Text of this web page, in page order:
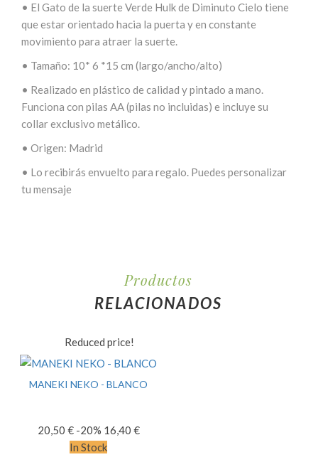
• El Gato de la suerte Verde Hulk de Diminuto Cielo tiene
que estar orientado hacia la puerta y en constante
movimiento para atraer la suerte.
• Tamaño: 10* 6 *15 cm (largo/ancho/alto)
• Realizado en plástico de calidad y pintado a mano.
Funciona con pilas AA (pilas no incluidas) e incluye su
collar exclusivo metálico.
• Origen: Madrid
• Lo recibirás envuelto para regalo. Puedes personalizar
tu mensaje
Productos
RELACIONADOS
MANEKI NEKO - BLANCO
20,50 € -20% 16,40 €
Reduced price!
In Stock